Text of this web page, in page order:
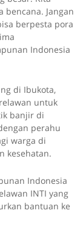
Jangan
berpesta pora
Indonesia
di Ibukota,
untuk
banjir di
perahu
warga di
kesehatan.
Indonesia
INTI yang
bantuan ke